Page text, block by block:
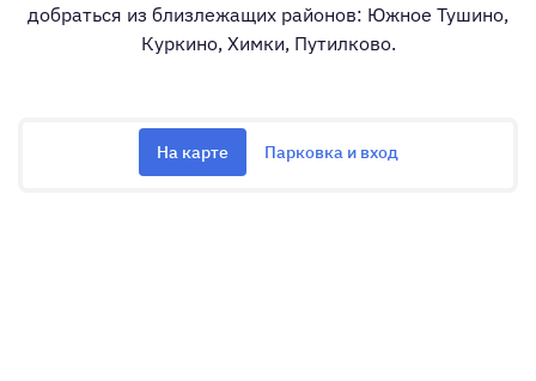
добраться из близлежащих районов: Южное Тушино,
Куркино, Химки, Путилково.
На карте Парковка и вход